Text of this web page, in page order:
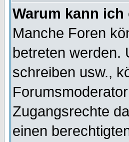
Warum kann
Manche Foren
betreten werden.
schreiben usw.,
Zugangsrechte
einen